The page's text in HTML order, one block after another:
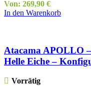
Von: 269,90 €
In den Warenkorb
Atacama APOLLO
Helle Eiche –
Vorrätig